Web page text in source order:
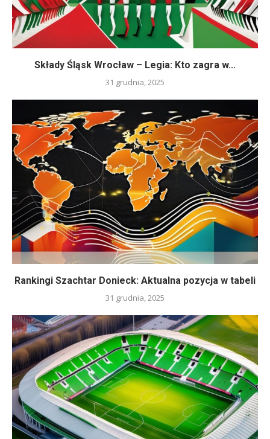
Składy Śląsk Wrocław – Legia: Kto zagra w...
31 grudnia, 2025
Rankingi Szachtar Donieck: Aktualna pozycja w tabeli
31 grudnia, 2025